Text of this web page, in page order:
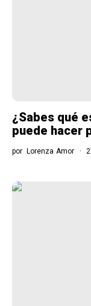
¿Sabes qué
puede hacer
por Lorenza Amor